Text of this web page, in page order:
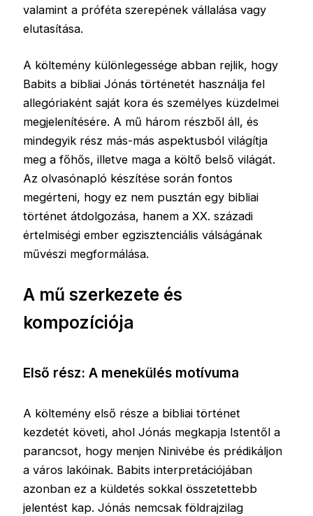
valamint a próféta szerepének vállalása vagy
elutasítása.
A költemény különlegessége abban rejlik, hogy
Babits a bibliai Jónás történetét használja fel
allegóriaként saját kora és személyes küzdelmei
megjelenítésére. A mű három részből áll, és
mindegyik rész más-más aspektusból világítja
meg a főhős, illetve maga a költő belső világát.
Az olvasónapló készítése során fontos
megérteni, hogy ez nem pusztán egy bibliai
történet átdolgozása, hanem a XX. századi
értelmiségi ember egzisztenciális válságának
művészi megformálása.
A mű szerkezete és
kompozíciója
Első rész: A menekülés motívuma
A költemény első része a bibliai történet
kezdetét követi, ahol Jónás megkapja Istentől a
parancsot, hogy menjen Ninivébe és prédikáljon
a város lakóinak. Babits interpretációjában
azonban ez a küldetés sokkal összetettebb
jelentést kap. Jónás nemcsak földrajzilag